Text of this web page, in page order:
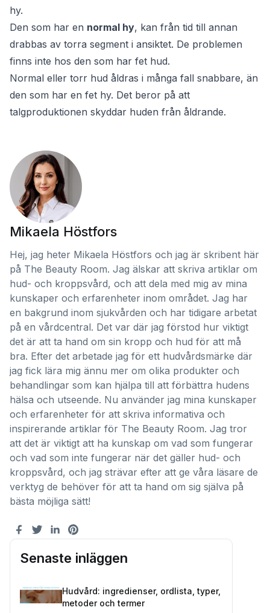
hy.
Den som har en normal hy, kan från tid till annan
drabbas av torra segment i ansiktet. De problemen
finns inte hos den som har fet hud.
Normal eller torr hud åldras i många fall snabbare, än
den som har en fet hy. Det beror på att
talgproduktionen skyddar huden från åldrande.
Mikaela Höstfors
Hej, jag heter Mikaela Höstfors och jag är skribent här
på The Beauty Room. Jag älskar att skriva artiklar om
hud- och kroppsvård, och att dela med mig av mina
kunskaper och erfarenheter inom området. Jag har
en bakgrund inom sjukvården och har tidigare arbetat
på en vårdcentral. Det var där jag förstod hur viktigt
det är att ta hand om sin kropp och hud för att må
bra. Efter det arbetade jag för ett hudvårdsmärke där
jag fick lära mig ännu mer om olika produkter och
behandlingar som kan hjälpa till att förbättra hudens
hälsa och utseende. Nu använder jag mina kunskaper
och erfarenheter för att skriva informativa och
inspirerande artiklar för The Beauty Room. Jag tror
att det är viktigt att ha kunskap om vad som fungerar
och vad som inte fungerar när det gäller hud- och
kroppsvård, och jag strävar efter att ge våra läsare de
verktyg de behöver för att ta hand om sig själva på
bästa möjliga sätt!
Senaste inläggen
Hudvård: ingredienser, ordlista, typer,
metoder och termer